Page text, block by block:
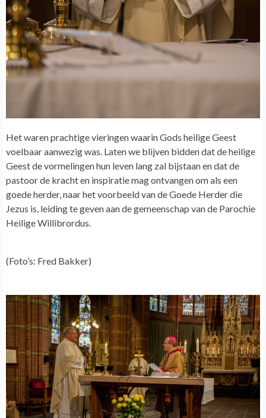
Het waren prachtige vieringen waarin Gods heilige Geest
voelbaar aanwezig was. Laten we blijven bidden dat de heilige
Geest de vormelingen hun leven lang zal bijstaan en dat de
pastoor de kracht en inspiratie mag ontvangen om als een
goede herder, naar het voorbeeld van de Goede Herder die
Jezus is, leiding te geven aan de gemeenschap van de Parochie
Heilige Willibrordus.
(Foto’s: Fred Bakker)